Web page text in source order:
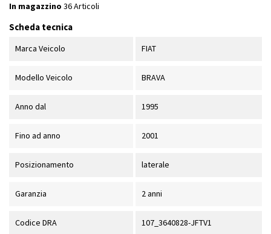
In magazzino 36 Articoli
Scheda tecnica
Marca Veicolo FIAT
Modello Veicolo BRAVA
Anno dal 1995
Fino ad anno 2001
Posizionamento laterale
Garanzia 2 anni
Codice DRA 107_3640828-JFTV1